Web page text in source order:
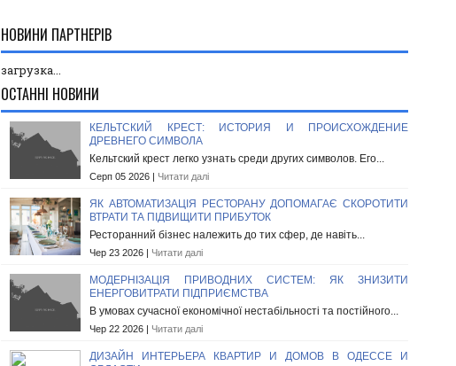
НОВИНИ ПАРТНЕРІВ
загрузка...
ОСТАННІ НОВИНИ
КЕЛЬТСКИЙ КРЕСТ: ИСТОРИЯ И ПРОИСХОЖДЕНИЕ
ДРЕВНЕГО СИМВОЛА
Кельтский крест легко узнать среди других символов. Его...
Серп 05 2026 | Читати далі
ЯК АВТОМАТИЗАЦІЯ РЕСТОРАНУ ДОПОМАГАЄ СКОРОТИТИ
ВТРАТИ ТА ПІДВИЩИТИ ПРИБУТОК
Ресторанний бізнес належить до тих сфер, де навіть...
Чер 23 2026 | Читати далі
МОДЕРНІЗАЦІЯ ПРИВОДНИХ СИСТЕМ: ЯК ЗНИЗИТИ
ЕНЕРГОВИТРАТИ ПІДПРИЄМСТВА
В умовах сучасної економічної нестабільності та постійного...
Чер 22 2026 | Читати далі
ДИЗАЙН ИНТЕРЬЕРА КВАРТИР И ДОМОВ В ОДЕССЕ И